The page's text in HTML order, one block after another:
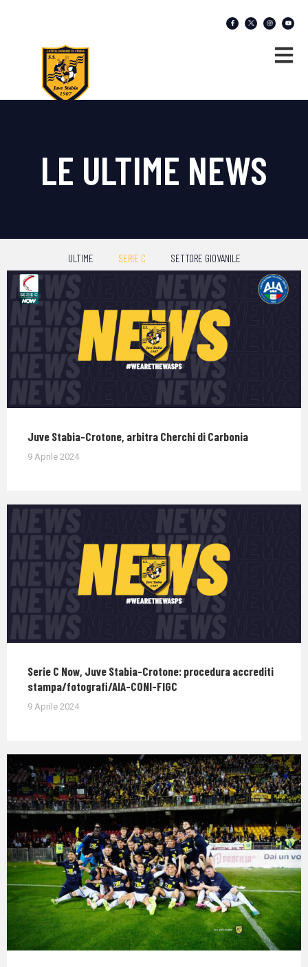
LE ULTIME NEWS
ULTIME SERIE C SETTORE GIOVANILE
Juve Stabia-Crotone, arbitra Cherchi di Carbonia
9 Aprile 2024
Serie C Now, Juve Stabia-Crotone: procedura accrediti
stampa/fotografi/AIA-CONI-FIGC
9 Aprile 2024